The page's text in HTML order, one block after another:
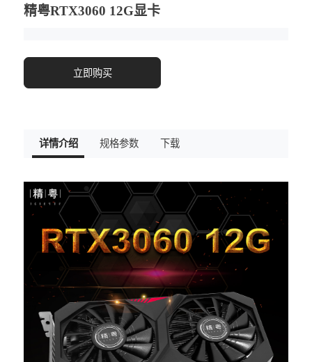
精粤RTX3060 12G显卡
立即购买
详情介绍 规格参数 下载